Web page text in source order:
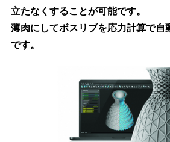
立たなくすることが可能です。
薄肉にしてボスリブを応力計算で自
です。